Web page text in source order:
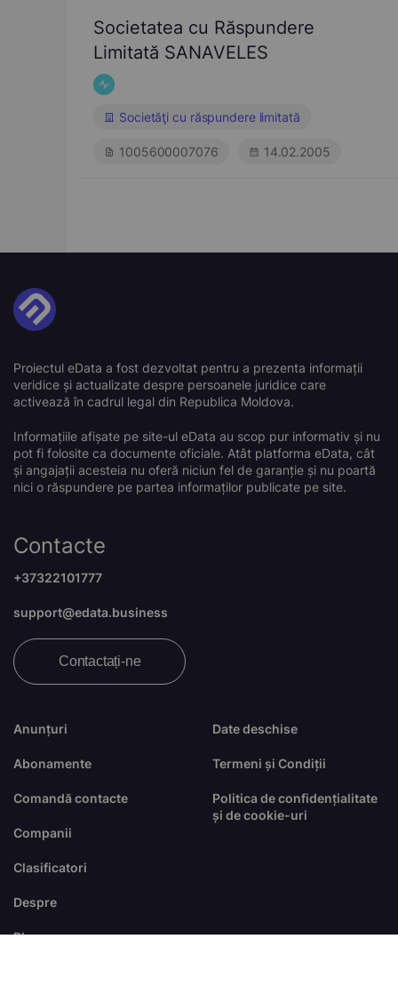
Societatea cu Răspundere
Limitată SANAVELES
Societăţi cu răspundere limitată
1005600007076 14.02.2005
Proiectul eData a fost dezvoltat pentru a prezenta informații
veridice și actualizate despre persoanele juridice care
activează în cadrul legal din Republica Moldova.
Informațiile afișate pe site-ul eData au scop pur informativ și nu
pot fi folosite ca documente oficiale. Atât platforma eData, cât
și angajații acesteia nu oferă niciun fel de garanție și nu poartă
nici o răspundere pe partea informaților publicate pe site.
Anunțuri
Abonamente
Comandă contacte
Companii
Clasificatori
Despre
Blog
Date deschise
Termeni și Condiții
Politica de confidențialitate
și de cookie-uri
Contacte
+37322101777
support@edata.business
Contactați-ne